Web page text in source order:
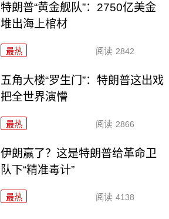
特朗普“黄金舰队”：2750亿美金
堆出海上棺材
最热 阅读 2842
五角大楼“罗生门”：特朗普这出戏
把全世界演懵
最热 阅读 2866
伊朗赢了？这是特朗普给革命卫
队下“精准毒计”
最热 阅读 4138